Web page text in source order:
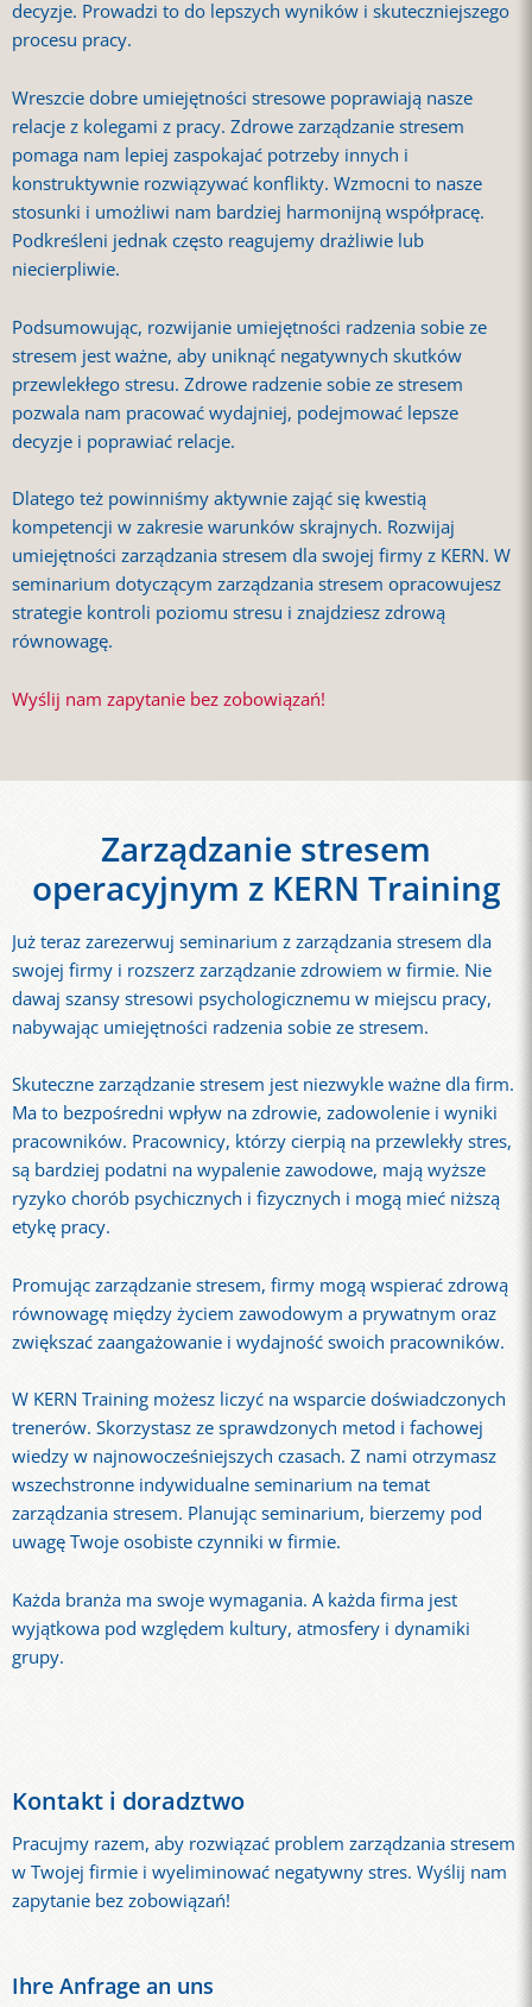
decyzje. Prowadzi to do lepszych wyników i skuteczniejszego
procesu pracy.
Wreszcie dobre umiejętności stresowe poprawiają nasze
relacje z kolegami z pracy. Zdrowe zarządzanie stresem
pomaga nam lepiej zaspokajać potrzeby innych i
konstruktywnie rozwiązywać konflikty. Wzmocni to nasze
stosunki i umożliwi nam bardziej harmonijną współpracę.
Podkreśleni jednak często reagujemy drażliwie lub
niecierpliwie.
Podsumowując, rozwijanie umiejętności radzenia sobie ze
stresem jest ważne, aby uniknąć negatywnych skutków
przewlekłego stresu. Zdrowe radzenie sobie ze stresem
pozwala nam pracować wydajniej, podejmować lepsze
decyzje i poprawiać relacje.
Dlatego też powinniśmy aktywnie zająć się kwestią
kompetencji w zakresie warunków skrajnych. Rozwijaj
umiejętności zarządzania stresem dla swojej firmy z KERN. W
seminarium dotyczącym zarządzania stresem opracowujesz
strategie kontroli poziomu stresu i znajdziesz zdrową
równowagę.
Wyślij nam zapytanie bez zobowiązań!
Zarządzanie stresem
operacyjnym z KERN Training
Już teraz zarezerwuj seminarium z zarządzania stresem dla
swojej firmy i rozszerz zarządzanie zdrowiem w firmie. Nie
dawaj szansy stresowi psychologicznemu w miejscu pracy,
nabywając umiejętności radzenia sobie ze stresem.
Skuteczne zarządzanie stresem jest niezwykle ważne dla firm.
Ma to bezpośredni wpływ na zdrowie, zadowolenie i wyniki
pracowników. Pracownicy, którzy cierpią na przewlekły stres,
są bardziej podatni na wypalenie zawodowe, mają wyższe
ryzyko chorób psychicznych i fizycznych i mogą mieć niższą
etykę pracy.
Promując zarządzanie stresem, firmy mogą wspierać zdrową
równowagę między życiem zawodowym a prywatnym oraz
zwiększać zaangażowanie i wydajność swoich pracowników.
W KERN Training możesz liczyć na wsparcie doświadczonych
trenerów. Skorzystasz ze sprawdzonych metod i fachowej
wiedzy w najnowocześniejszych czasach. Z nami otrzymasz
wszechstronne indywidualne seminarium na temat
zarządzania stresem. Planując seminarium, bierzemy pod
uwagę Twoje osobiste czynniki w firmie.
Każda branża ma swoje wymagania. A każda firma jest
wyjątkowa pod względem kultury, atmosfery i dynamiki
grupy.
Kontakt i doradztwo
Pracujmy razem, aby rozwiązać problem zarządzania stresem
w Twojej firmie i wyeliminować negatywny stres. Wyślij nam
zapytanie bez zobowiązań!
Ihre Anfrage an uns